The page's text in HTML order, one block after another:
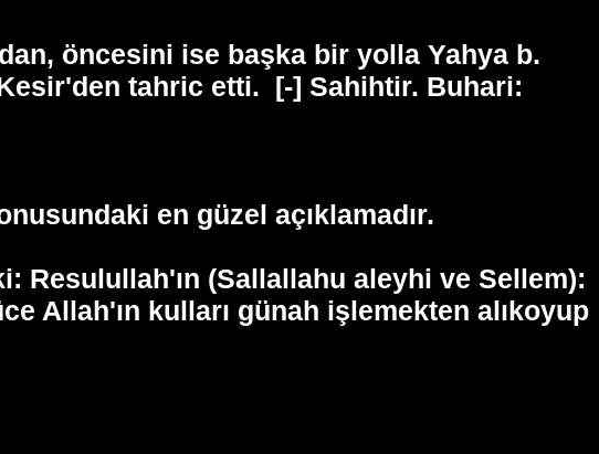
öncesini ise başka bir yolla Yahya b.
tahric etti. [-] Sahihtir. Buhari:
en güzel açıklamadır.
Resulullah'ın (Sallallahu aleyhi ve Sellem):
Allah'ın kulları günah işlemekten alıkoyup